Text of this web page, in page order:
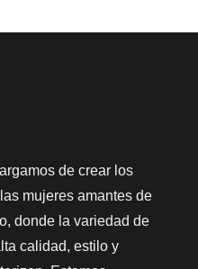
de crear los
mujeres amantes de
donde la variedad de
calidad, estilo y